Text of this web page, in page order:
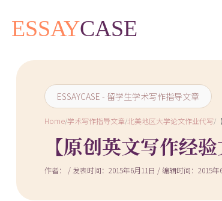
ESSAYCASE - 留学生学术写作指导文章
Home/学术写作指导文章/北美地区大学论文作业代写/
【原创英文写作经
作者： / 发表时间：2015年6月11日 / 编辑时间：2015年